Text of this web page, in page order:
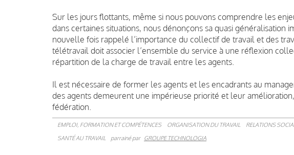
Sur les jours flottants, même si nous pouvons comprendre les
dans certaines situations, nous dénonçons sa quasi généralisation
nouvelle fois rappelé l’importance du collectif de travail et des
télétravail doit associer l’ensemble du service à une réflexion
répartition de la charge de travail entre les agents.
Il est nécessaire de former les agents et les encadrants au
des agents demeurent une impérieuse priorité et leur
fédération.
EMPLOI, FORMATION ET COMPÉTENCES ORGANISATION DU TRAVAIL
RELATIONS
SANTÉ AU TRAVAIL
parrainé par GROUPE TECHNOLOGIA